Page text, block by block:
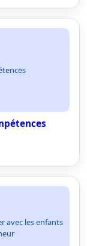
avec les enfants